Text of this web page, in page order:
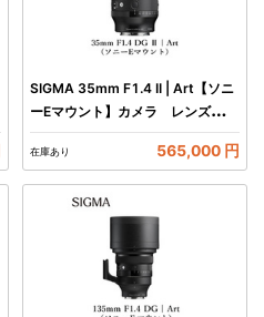
SIGMA 35mm F1.4 II | Art【ソニ
ーEマウント】カメラ レンズ 家
電
在庫あり 565,000 円